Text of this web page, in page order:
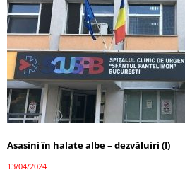
Asasini în halate albe – dezvăluiri (I)
13/04/2024